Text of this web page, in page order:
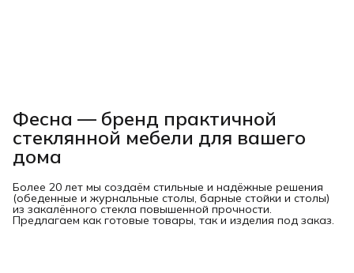
Фесна — бренд практичной
стеклянной мебели для вашего
дома
Более 20 лет мы создаём стильные и надёжные решения
(обеденные и журнальные столы, барные стойки и столы)
из закалённого стекла повышенной прочности.
Предлагаем как готовые товары, так и изделия под заказ.